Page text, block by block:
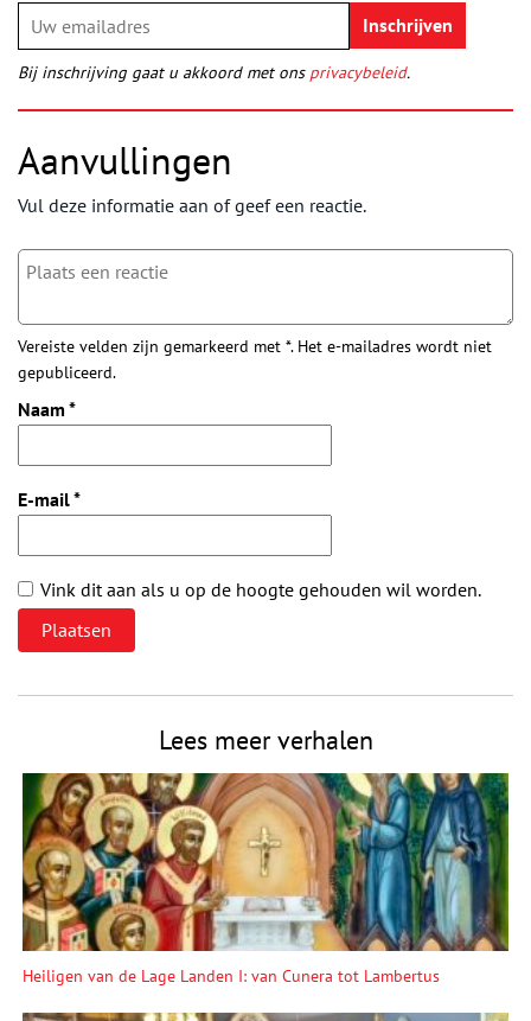
Bij inschrijving gaat u akkoord met ons privacybeleid.
Aanvullingen
Vul deze informatie aan of geef een reactie.
Vereiste velden zijn gemarkeerd met *. Het e-mailadres wordt niet
gepubliceerd.
Naam *
E-mail*
Vink dit aan als u op de hoogte gehouden wil worden.
Lees meer verhalen
Heiligen van de Lage Landen I: van Cunera tot Lambertus